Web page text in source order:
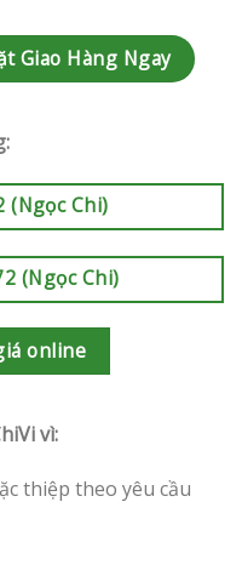
Giao Hàng Ngay
(Ngọc Chi)
(Ngọc Chi)
online
vì:
thiệp theo yêu cầu